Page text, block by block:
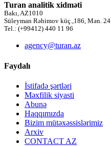
Turan analitik xidməti
Bakı, AZ1010
Süleyman Rəhimov küç.,186, Mən. 24
Tel.: (+99412) 440 11 96
agency@turan.az
Faydalı
İstifadə şərtləri
Məxfilik siyasti
Abunə
Haqqımızda
Bizim mütəxəssislərimiz
Arxiv
CONTACT AZ